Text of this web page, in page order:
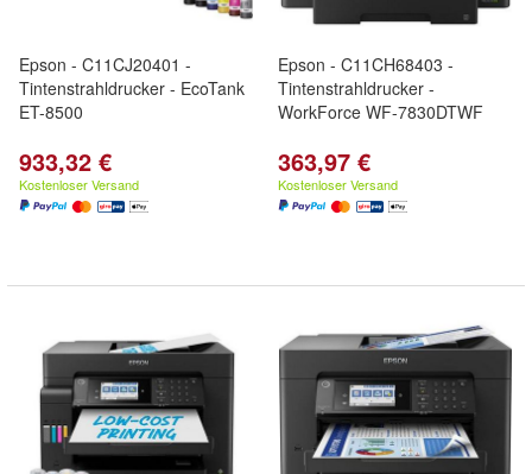
Epson - C11CJ20401 -
Tintenstrahldrucker - EcoTank
ET-8500
933,32 €
Kostenloser Versand
Epson - C11CH68403 -
Tintenstrahldrucker -
WorkForce WF-7830DTWF
363,97 €
Kostenloser Versand